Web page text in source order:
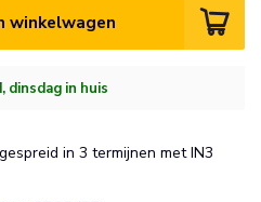
winkelwagen
dinsdag in huis
in 3 termijnen met IN3